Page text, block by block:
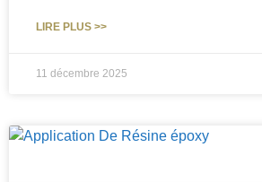
LIRE PLUS >>
11 décembre 2025